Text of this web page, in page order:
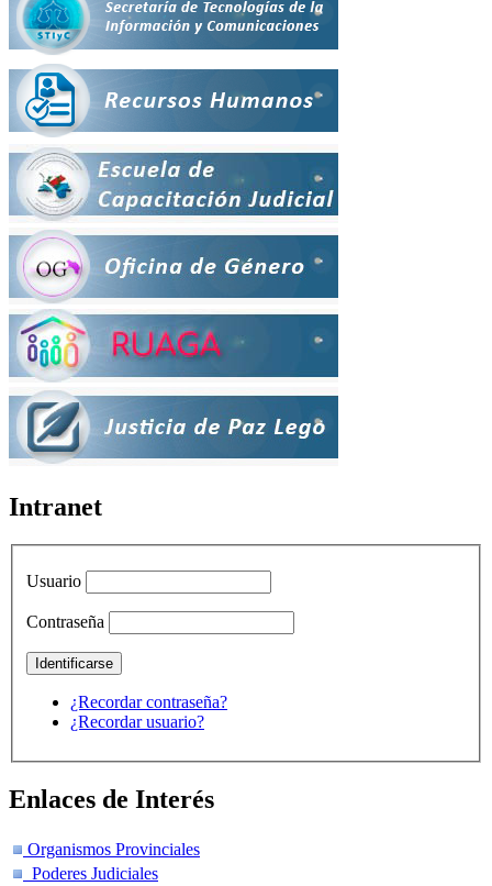
Intranet
Usuario
Contraseña
¿Recordar contraseña?
¿Recordar usuario?
Enlaces de Interés
Organismos Provinciales
Poderes Judiciales